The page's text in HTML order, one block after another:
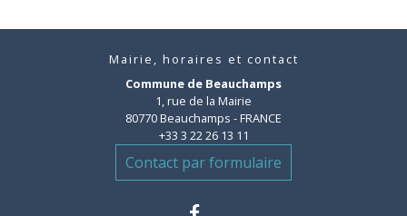
Mairie, horaires et contact
Commune de Beauchamps
1, rue de la Mairie
80770 Beauchamps - FRANCE
+33 3 22 26 13 11
Contact par formulaire